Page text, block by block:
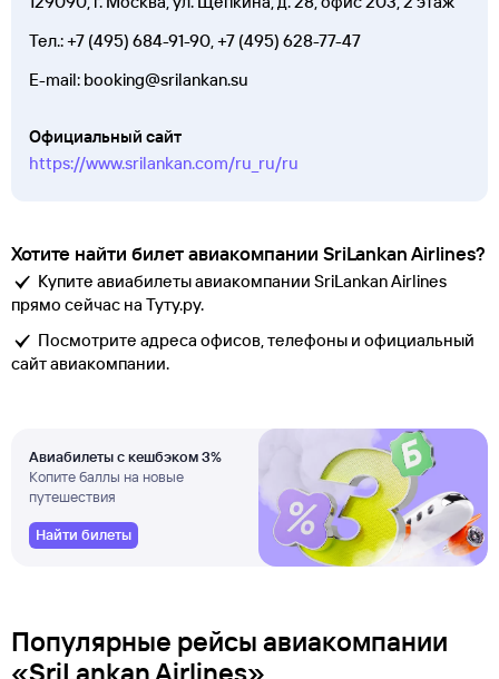
Тел.:+7 (495) 684-91-90, +7 (495) 628-77-47
E-mail: booking@srilankan.su
Официальный сайт
https://www.srilankan.com/ru_ru/ru
Хотите найти билет авиакомпании SriLankan Airlines?
Купите авиабилеты авиакомпании SriLankan Airlines
прямо сейчас на Туту.ру.
Посмотрите адреса офисов, телефоны и официальный
сайт авиакомпании.
Авиабилеты с кешбэком 3%
Копите баллы на новые
путешествия
Найти билеты
Популярные рейсы авиакомпании